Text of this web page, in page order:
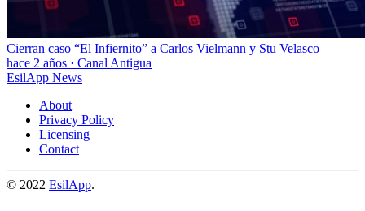
Cierran caso “El Infiernito” a Carlos Vielmann y Stu Velasco
hace 2 años · Canal Antigua
EsilApp News
About
Privacy Policy
Licensing
Contact
© 2022 EsilApp.